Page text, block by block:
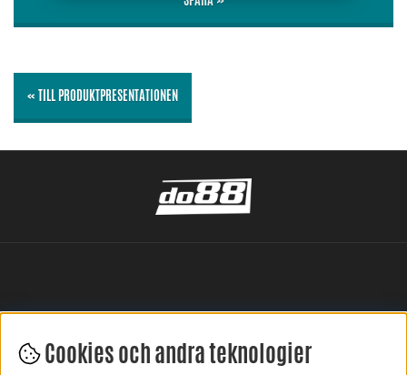
« TILL PRODUKTPRESENTATIONEN
LÄMNA DIN RECENSION HÄR
Cookies och andra teknologier